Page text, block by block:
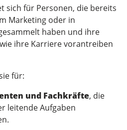
sich für Personen, die bereits
Marketing oder in
haben und ihre
ihre Karriere vorantreiben
für:
und Fachkräfte, die
leitende Aufgaben